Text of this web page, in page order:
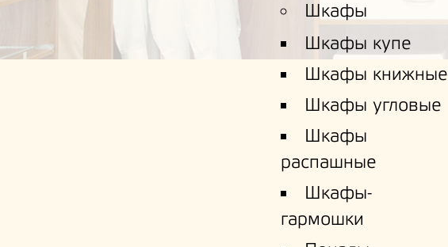
Шкафы
Шкафы купе
Шкафы книжные
Шкафы угловые
Шкафы
распашные
Шкафы-
гармошки